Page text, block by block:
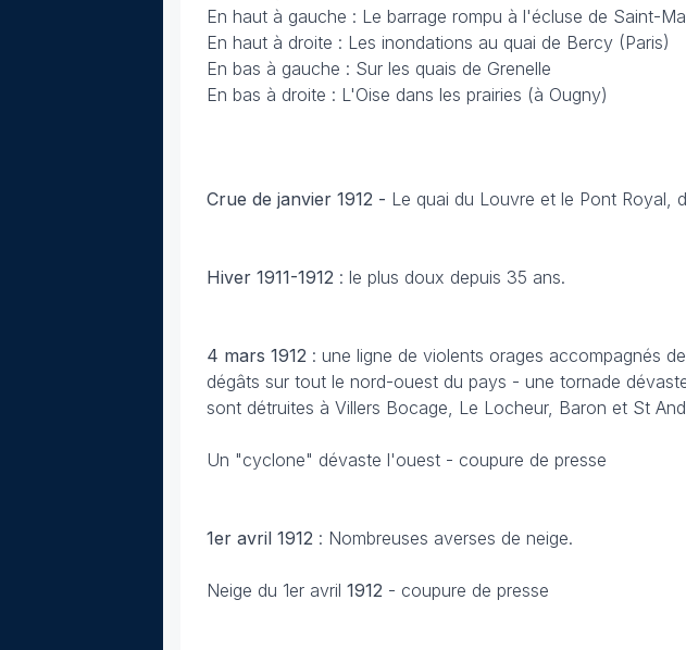
En haut à gauche : Le barrage rompu à l'écluse de Saint-
En haut à droite : Les inondations au quai de Bercy (Paris)
En bas à gauche : Sur les quais de Grenelle
En bas à droite : L'Oise dans les prairies (à Ougny)
Crue de janvier 1912 - Le quai du Louvre et le Pont Royal,
Hiver 1911-1912 : le plus doux depuis 35 ans.
4 mars 1912 : une ligne de violents orages accompagnés
dégâts sur tout le nord-ouest du pays - une tornade
sont détruites à Villers Bocage, Le Locheur, Baron et St
Un "cyclone" dévaste l'ouest - coupure de presse
1er avril 1912 : Nombreuses averses de neige.
Neige du 1er avril 1912 - coupure de presse